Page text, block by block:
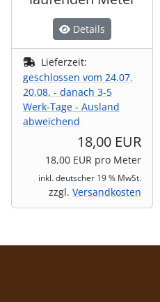
Details
Lieferzeit:
geschlossen vom 24.07.
20.08. - danach 3-5
Werk-Tage - Ausland
abweichend
18,00 EUR
18,00 EUR pro Meter
inkl. deutscher 19 % MwSt.
zzgl. Versandkosten